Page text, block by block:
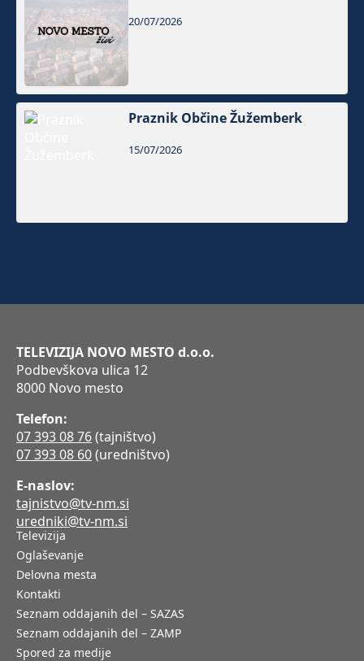
20/07/2026
Praznik Občine Žužemberk
15/07/2026
TELEVIZIJA NOVO MESTO d.o.o.
Podbevškova ulica 12
8000 Novo mesto
Telefon:
07 393 08 76(tajništvo)
07 393 08 60(uredništvo)
E-naslov:
tajnistvo@tv-nm.si
uredniki@tv-nm.si
Televizija
Oglaševanje
Delovna mesta
Kontakti
Seznam oddajanih del – SAZAS
Seznam oddajanih del – ZAMP
Spored za medije